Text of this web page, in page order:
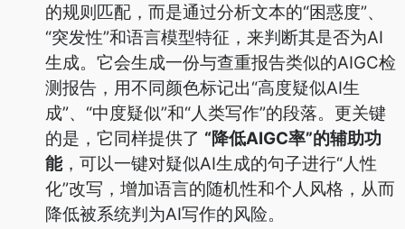
的规则匹配，而是通过分析文本的“困惑度”、
“突发性”和语言模型特征，来判断其是否为AI
生成。它会生成一份与查重报告类似的AIGC检
测报告，用不同颜色标记出“高度疑似AI生
成”、“中度疑似”和“人类写作”的段落。更关键
的是，它同样提供了 “降低AIGC率”的辅助功
能，可以一键对疑似AI生成的句子进行“人性
化”改写，增加语言的随机性和个人风格，从而
降低被系统判为AI写作的风险。